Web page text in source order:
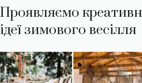
Проявляємо
ідеї зимового весілля